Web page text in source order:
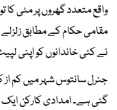
مقامی حکام کے مطابق
نے کئی خاندانوں کو اپنی
گئی ہے۔ امدادی کارکن